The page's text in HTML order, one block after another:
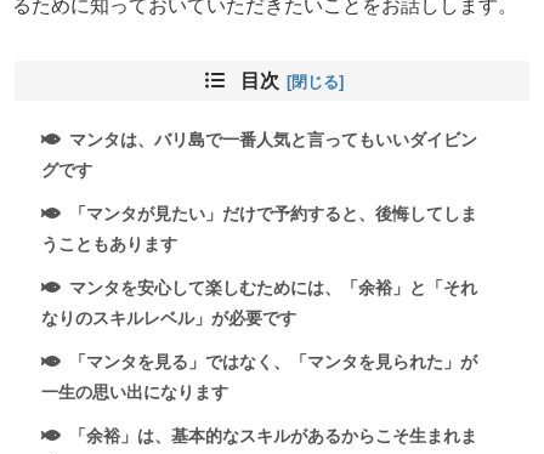
るために知っておいていただきたいことをお話しします。
目次
マンタは、バリ島で一番人気と言ってもいいダイビン
グです
「マンタが見たい」だけで予約すると、後悔してしま
うこともあります
マンタを安心して楽しむためには、「余裕」と「それ
なりのスキルレベル」が必要です
「マンタを見る」ではなく、「マンタを見られた」が
一生の思い出になります
「余裕」は、基本的なスキルがあるからこそ生まれま